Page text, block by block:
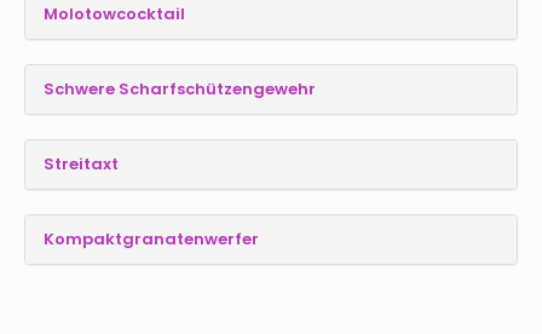
Molotowcocktail
Schwere Scharfschützengewehr
Streitaxt
Kompaktgranatenwerfer